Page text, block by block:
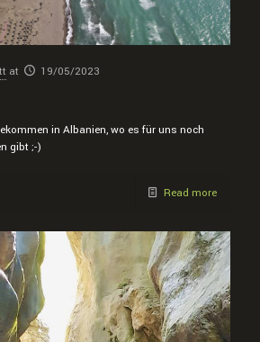
at 19/05/2023
in Albanien, wo es für uns noch
gibt ;-)
Read more